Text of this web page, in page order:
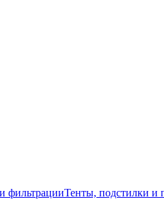
фильтрацииТенты, подстилки и